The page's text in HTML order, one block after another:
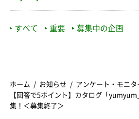
すべて 重要 募集中の企画
ホーム お知らせ
アンケート・モニタ
【回答で5ポイント】カタログ「
集！＜募集終了＞